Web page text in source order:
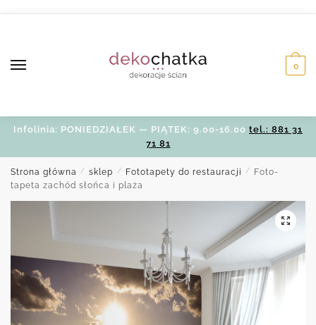
0
Infolinia: PONIEDZIAŁEK — PIĄTEK: 9.00-16.00 tel.: 881 31
71 81
Strona główna / sklep / Fototapety do restauracji /
Foto-
tapeta zachód słońca i plaża